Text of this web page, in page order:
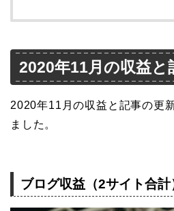
2020年11月の収益と
2020年11月の収益と記事の更
ました。
ブログ収益（2サイト合計